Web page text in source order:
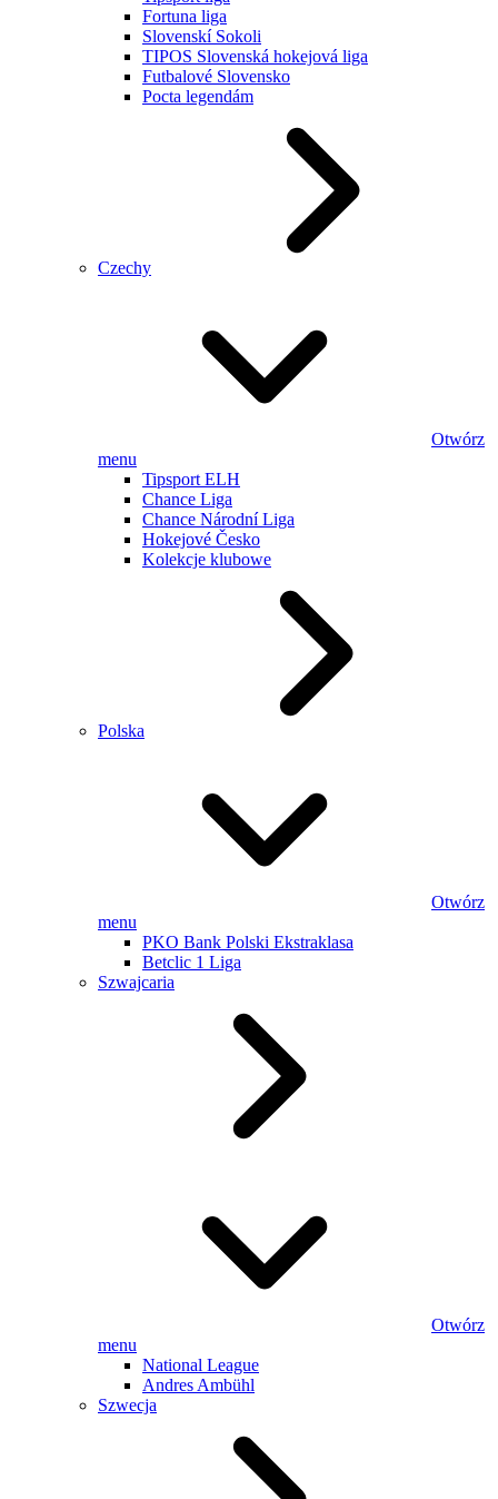
Fortuna liga
Slovenskí Sokoli
TIPOS Slovenská hokejová liga
Futbalové Slovensko
Pocta legendám
Czechy
Otwórz
menu
Tipsport ELH
Chance Liga
Chance Národní Liga
Hokejové Česko
Kolekcje klubowe
Polska
Otwórz
menu
PKO Bank Polski Ekstraklasa
Betclic 1 Liga
Szwajcaria
Otwórz
menu
National League
Andres Ambühl
Szwecja